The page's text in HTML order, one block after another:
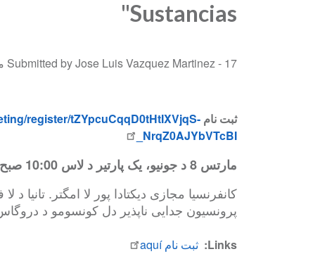
Sustancias"
Submitted by Jose Luis Vazquez Martinez - 17 می 2021
ثبت نام gratuito en: register/tZYpcuCqqD0tHtIXVjqS-
NrqZ0AJYbVTcBI_
مارتس 8 د جونیو، یک پارتیر د لاس 10:00 صبح (هورا د پاناما)
کانفرنسیا مجازی دیکتادا پور لا امگتر. تانیا د
پرونسیون جدایی ناپذیر دل کونسومو د
Links ثبت نام aquí